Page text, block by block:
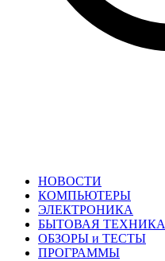
НОВОСТИ
КОМПЬЮТЕРЫ
ЭЛЕКТРОНИКА
БЫТОВАЯ ТЕХНИКА
ОБЗОРЫ и ТЕСТЫ
ПРОГРАММЫ